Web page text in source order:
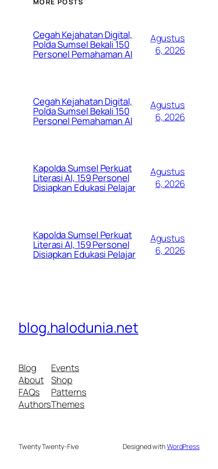
Cegah Kejahatan Digital,
Polda Sumsel Bekali 150
Personel Pemahaman AI
Agustus
6, 2026
Cegah Kejahatan Digital,
Polda Sumsel Bekali 150
Personel Pemahaman AI
Agustus
6, 2026
Kapolda Sumsel Perkuat
Literasi AI, 159 Personel
Disiapkan Edukasi Pelajar
Agustus
6, 2026
Kapolda Sumsel Perkuat
Literasi AI, 159 Personel
Disiapkan Edukasi Pelajar
Agustus
6, 2026
blog.halodunia.net
Blog
About
FAQs
Authors
Events
Shop
Patterns
Themes
Twenty Twenty-Five Designed withWordPress